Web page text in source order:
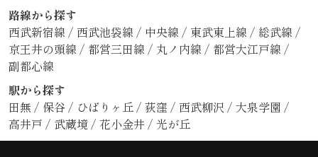
路線から探す
西武新宿線 / 西武池袋線 / 中央線 / 東武東上線 / 総武線 /
京王井の頭線 / 都営三田線 / 丸ノ内線 / 都営大江戸線 /
副都心線
駅から探す
田無 / 保谷 / ひばりヶ丘 / 荻窪 / 西武柳沢 / 大泉学園 /
高井戸 / 武蔵境 / 花小金井 / 光が丘